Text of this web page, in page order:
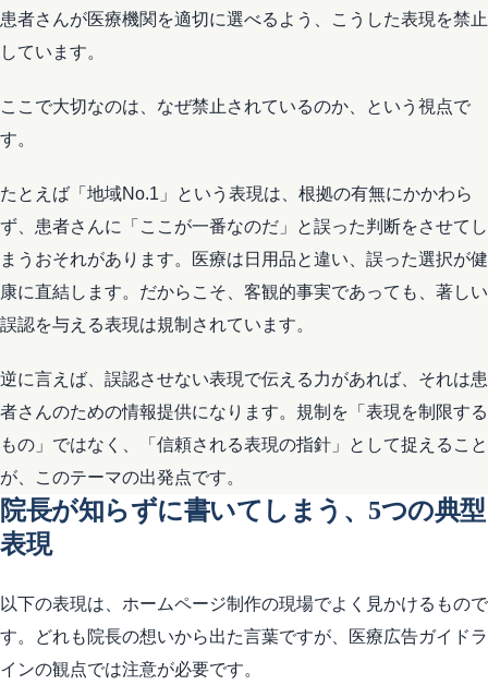
患者さんが医療機関を適切に選べるよう、こうした表現を禁止
しています。
ここで大切なのは、なぜ禁止されているのか、という視点で
す。
たとえば「地域No.1」という表現は、根拠の有無にかかわら
ず、患者さんに「ここが一番なのだ」と誤った判断をさせてし
まうおそれがあります。医療は日用品と違い、誤った選択が健
康に直結します。だからこそ、客観的事実であっても、著しい
誤認を与える表現は規制されています。
逆に言えば、誤認させない表現で伝える力があれば、それは患
者さんのための情報提供になります。規制を「表現を制限する
もの」ではなく、「信頼される表現の指針」として捉えること
が、このテーマの出発点です。
院長が知らずに書いてしまう、5つの典型
表現
以下の表現は、ホームページ制作の現場でよく見かけるもので
す。どれも院長の想いから出た言葉ですが、医療広告ガイドラ
インの観点では注意が必要です。